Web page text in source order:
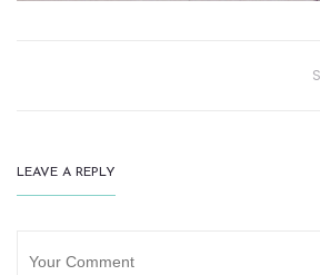
LEAVE A REPLY